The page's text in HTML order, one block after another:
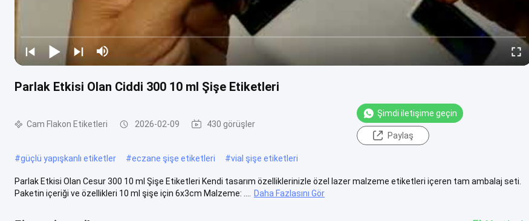
Parlak Etkisi Olan Ciddi 300 10 ml Şişe Etiketleri
Cam Flakon Etiketleri 2026-02-09 430 görüşler
Şimdi iletişime geçin
Paylaş
#güçlü yapışkanlı etiketler #eczane şişe etiketleri #vial şişe etiketleri
Parlak Etkisi Olan Cesur 300 10 ml Şişe Etiketleri Kendi tasarım özelliklerinizle özel lazer malzeme etiketleri içeren tam ambalaj seti.
Paketin içeriği ve özellikleri 10 ml şişe için 6x3cm Malzeme: ....
Daha Fazlasını Gör